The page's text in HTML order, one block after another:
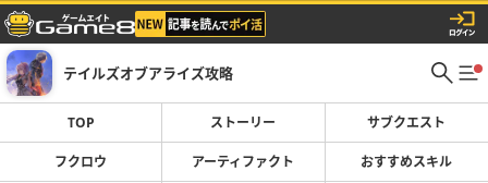
テイルズオブアライズ攻略
TOP ストーリー サブクエスト
フクロウ アーティファクト おすすめスキル